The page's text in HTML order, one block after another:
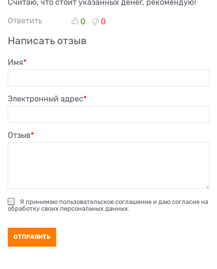
Считаю, что стоит указанных денег, рекомендую!
Ответить 0 0
Написать отзыв
Имя
Электронный адрес
Отзыв
Я принимаю пользовательское соглашение и даю согласие на
обработку своих персональных данных